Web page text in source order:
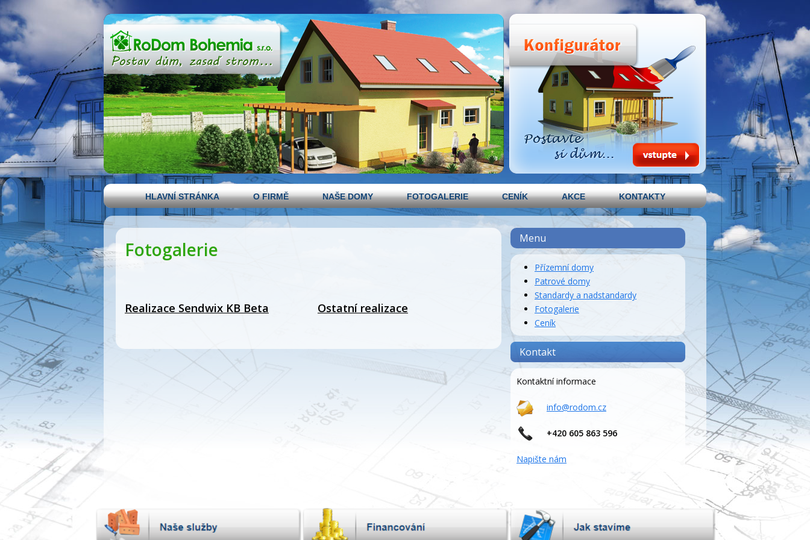
HLAVNÍ STRÁNKA O FIRMĚ NAŠE DOMY FOTOGALERIE CENÍK AKCE KONTAKTY
Fotogalerie
Realizace Sendwix KB Beta Ostatní realizace
Menu
Přízemní domy
Patrové domy
Standardy a nadstandardy
Fotogalerie
Ceník
Kontakt
Kontaktní informace
info@rodom.cz
+420 605 863 596
Napište nám